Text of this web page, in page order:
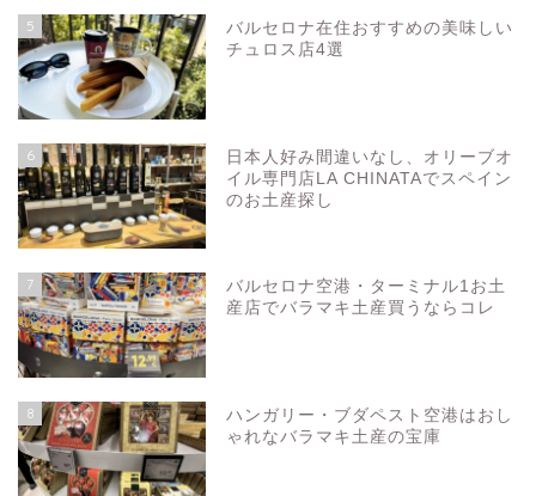
5
バルセロナ在住おすすめの美味しい
チュロス店4選
6
日本人好み間違いなし、オリーブオ
イル専門店LA CHINATAでスペイン
のお土産探し
7
バルセロナ空港・ターミナル1お土
産店でバラマキ土産買うならコレ
8
ハンガリー・ブダペスト空港はおし
ゃれなバラマキ土産の宝庫